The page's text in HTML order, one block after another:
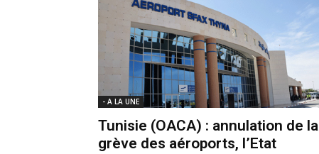
- A LA UNE
Tunisie (OACA) : annulation de la
grève des aéroports, l’Etat